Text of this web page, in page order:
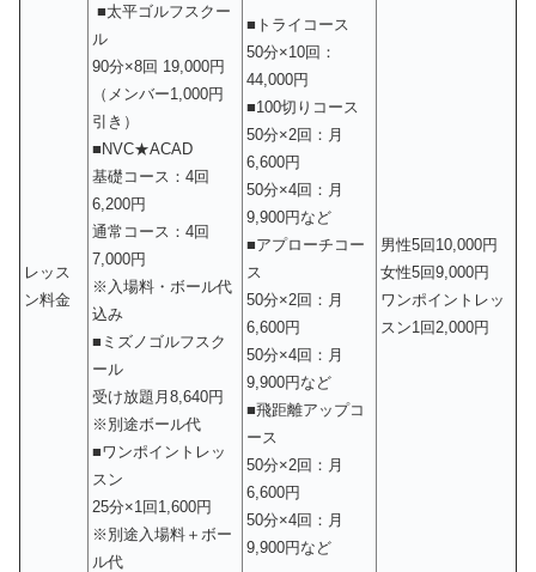
レッス
ン料金
■太平ゴルフスクー
ル
90分×8回 19,000円
（メンバー1,000円
引き）
■NVC★ACAD
基礎コース：4回
6,200円
通常コース：4回
7,000円
※入場料・ボール代
込み
■ミズノゴルフスク
ール
受け放題月8,640円
※別途ボール代
■ワンポイントレッ
スン
25分×1回1,600円
※別途入場料＋ボー
ル代
■トライコース
50分×10回：
44,000円
■100切りコース
50分×2回：月
6,600円
50分×4回：月
9,900円など
■アプローチコー
ス
50分×2回：月
6,600円
50分×4回：月
9,900円など
■飛距離アップコ
ース
50分×2回：月
6,600円
50分×4回：月
9,900円など
男性5回10,000円
女性5回9,000円
ワンポイントレッ
スン1回2,000円